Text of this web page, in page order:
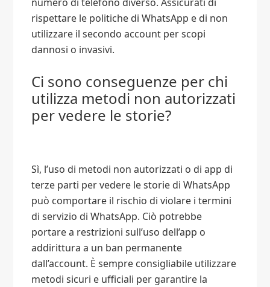
rispettare le politiche di WhatsApp e di non
utilizzare il secondo account per scopi
dannosi o invasivi.
Ci sono conseguenze per chi
utilizza metodi non autorizzati
per vedere le storie?
Sì, l’uso di metodi non autorizzati o di app di
terze parti per vedere le storie di WhatsApp
può comportare il rischio di violare i termini
di servizio di WhatsApp. Ciò potrebbe
portare a restrizioni sull’uso dell’app o
addirittura a un ban permanente
dall’account. È sempre consigliabile utilizzare
metodi sicuri e ufficiali per garantire la